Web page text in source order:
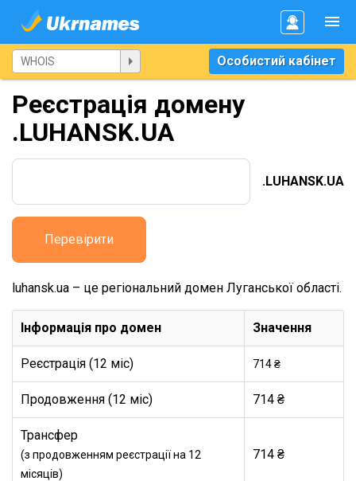
Особистий кабінет
Реєстрація домену
.LUHANSK.UA
.LUHANSK.UA
Перевірити
luhansk.ua – це регіональний домен Луганської області.
Інформація про домен Значення
Реєстрація (12 міс) 714 ₴
Продовження (12 міс) 714 ₴
Трансфер
(з продовженням реєстрації на 12
місяців)
714 ₴